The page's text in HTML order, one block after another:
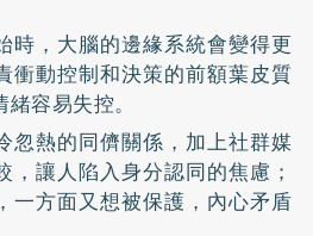
時，大腦的邊緣系統會變得更
衝動控制和決策的前額葉皮質
容易失控。
忽熱的同儕關係，加上社群媒
，讓人陷入身分認同的焦慮；
一方面又想被保護，內心矛盾